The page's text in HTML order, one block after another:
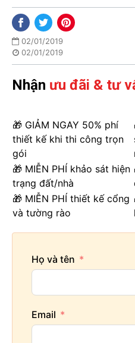
02/01/2019
02/01/2019
Nhận ưu đãi & tư
🎁 GIẢM NGAY 50% phí
thiết kế khi thi công trọn
gói
🎁 MIỄN PHÍ khảo sát hiện
trạng đất/nhà
🎁 MIỄN PHÍ thiết kế cổng
và tường rào
Họ và tên
Email